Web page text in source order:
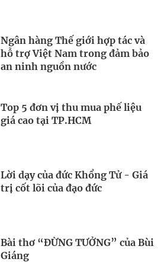
Ngân hàng Thế giới hợp tác và
hỗ trợ Việt Nam trong đảm bảo
an ninh nguồn nước
Top 5 đơn vị thu mua phế liệu
giá cao tại TP.HCM
Lời dạy của đức Khổng Tử - Giá
trị cốt lõi của đạo đức
Bài thơ “ĐỪNG TƯỞNG” của Bùi
Giáng